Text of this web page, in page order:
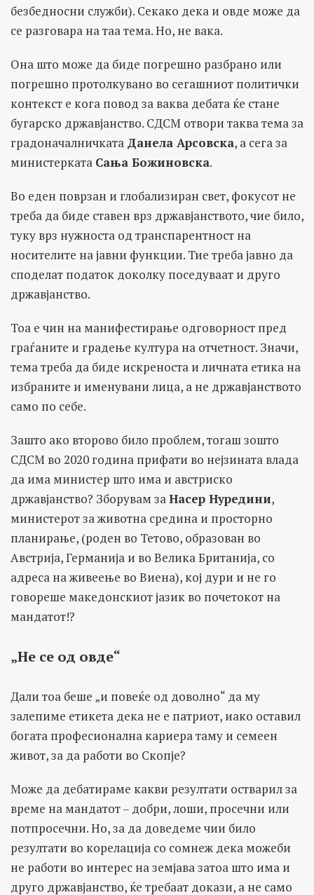
безбедносни служби). Секако дека и овде може да
се разговара на таа тема. Но, не вака.
Она што може да биде погрешно разбрано или
погрешно протолкувано во сегашниот политички
контекст е кога повод за ваква дебата ќе стане
бугарско државјанство. СДСМ отвори таква тема за
градоначалничката Данела Арсовска, а сега за
министерката Сања Божиновска.
Во еден поврзан и глобализиран свет, фокусот не
треба да биде ставен врз државјанството, чие било,
туку врз нужноста од транспарентност на
носителите на јавни функции. Тие треба јавно да
споделат податок доколку поседуваат и друго
државјанство.
Тоа е чин на манифестирање одговорност пред
граѓаните и градење култура на отчетност. Значи,
тема треба да биде искреноста и личната етика на
избраните и именувани лица, а не државјанството
само по себе.
Зашто ако второво било проблем, тогаш зошто
СДСМ во 2020 година прифати во нејзината влада
да има министер што има и австриско
државјанство? Зборувам заНасер Нуредини,
министерот за животна средина и просторно
планирање, (роден во Тетово, образован во
Австрија, Германија и во Велика Британија, со
адреса на живеење во Виена), кој дури и не го
говореше македонскиот јазик во почетокот на
мандатот!?
„Не се од овде“
Дали тоа беше „и повеќе од доволно“ да му
залепиме етикета дека не е патриот, иако оставил
богата професионална кариера таму и семеен
живот, за да работи во Скопје?
Може да дебатираме какви резултати остварил за
време на мандатот – добри, лоши, просечни или
потпросечни. Но, за да доведеме чии било
резултати во корелација со сомнеж дека можеби
не работи во интерес на земјава затоа што има и
друго државјанство, ќе требаат докази, а не само